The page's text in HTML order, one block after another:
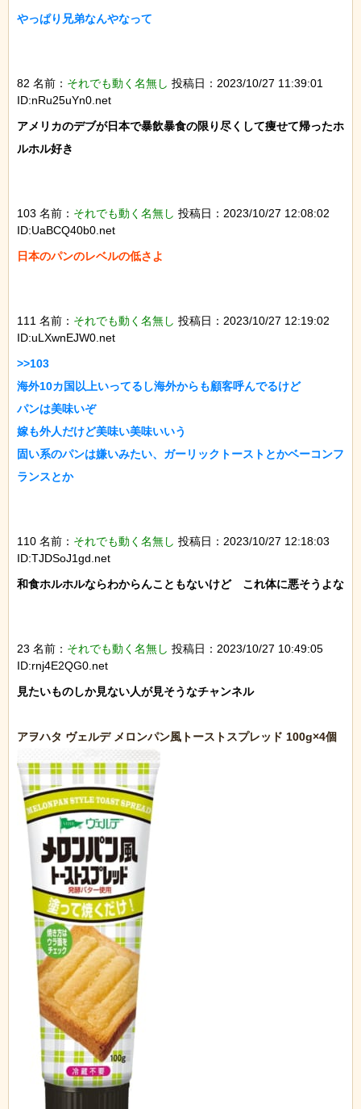
やっぱり兄弟なんやなって
82 名前： それでも動く名無し 投稿日：2023/10/27 11:39:01
ID:nRu25uYn0.net
アメリカのデブが日本で暴飲暴食の限り尽くして痩せて帰ったホ
ルホル好き
103 名前： それでも動く名無し 投稿日：2023/10/27 12:08:02
ID:UaBCQ40b0.net
日本のパンのレベルの低さよ
111 名前： それでも動く名無し 投稿日：2023/10/27 12:19:02
ID:uLXwnEJW0.net
>>103
海外10カ国以上いってるし海外からも顧客呼んでるけど
パンは美味いぞ
嫁も外人だけど美味い美味いいう
固い系のパンは嫌いみたい、ガーリックトーストとかベーコンフ
ランスとか
110 名前： それでも動く名無し 投稿日：2023/10/27 12:18:03
ID:TJDSoJ1gd.net
和食ホルホルならわからんこともないけど　これ体に悪そうよな
23 名前： それでも動く名無し 投稿日：2023/10/27 10:49:05
ID:rnj4E2QG0.net
見たいものしか見ない人が見そうなチャンネル